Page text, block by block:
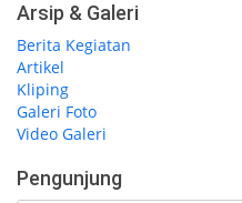
Arsip & Galeri
Berita Kegiatan
Artikel
Kliping
Galeri Foto
Video Galeri
Pengunjung